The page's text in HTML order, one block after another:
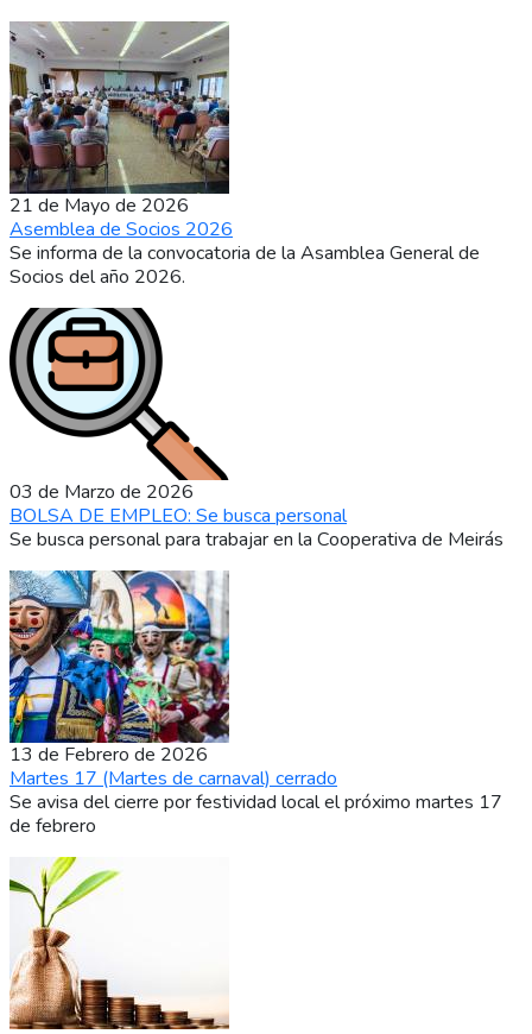
21 de Mayo de 2026
Asemblea de Socios 2026
Se informa de la convocatoria de la Asamblea General de
Socios del año 2026.
03 de Marzo de 2026
BOLSA DE EMPLEO: Se busca personal
Se busca personal para trabajar en la Cooperativa de Meirás
13 de Febrero de 2026
Martes 17 (Martes de carnaval) cerrado
Se avisa del cierre por festividad local el próximo martes 17
de febrero